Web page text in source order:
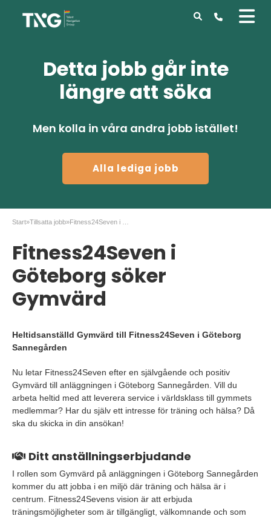
Detta jobb går inte
längre att söka
Men kolla in våra andra jobb istället!
Alla lediga jobb
Start»Tillsatta jobb»
Fitness24Seven i
Göteborg söker
Gymvärd
Heltidsanställd Gymvärd till Fitness24Seven i Göteborg
Sannegården
Nu letar Fitness24Seven efter en självgående och positiv
Gymvärd till anläggningen i Göteborg Sannegården. Vill du
arbeta heltid med att leverera service i världsklass till gymmets
medlemmar? Har du själv ett intresse för träning och hälsa? Då
ska du skicka in din ansökan!
Ditt anställningserbjudande
I rollen som Gymvärd på anläggningen i Göteborg Sannegården
kommer du att jobba i en miljö där träning och hälsa är i
centrum. Fitness24Sevens vision är att erbjuda
träningsmöjligheter som är tillgängligt, välkomnande och som